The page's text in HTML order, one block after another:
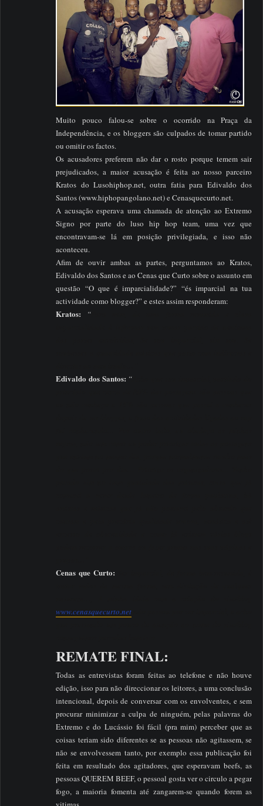
Muito pouco falou-se sobre o ocorrido na Praça da
Independência, e os bloggers são culpados de tomar partido
ou omitir os factos.
Os acusadores preferem não dar o rosto porque temem sair
prejudicados, a maior acusação é feita ao nosso parceiro
Kratos do Lusohiphop.net, outra fatia para Edivaldo dos
Santos (www.hiphopangolano.net) e Cenasquecurto.net.
A acusação esperava uma chamada de atenção ao Extremo
Signo por parte do luso hip hop team, uma vez que
encontravam-se lá em posição privilegiada, e isso não
aconteceu.
Afim de ouvir ambas as partes, perguntamos ao Kratos,
Edivaldo dos Santos e ao Cenas que Curto sobre o assunto em
questão “O que é imparcialidade?” “és imparcial na tua
actividade como blogger?” e estes assim responderam:
Kratos: “
Edivaldo dos Santos: “
Cenas que Curto:
www.cenasquecurto.net
REMATE FINAL:
Todas as entrevistas foram feitas ao telefone e não houve
edição, isso para não direccionar os leitores, a uma conclusão
intencional, depois de conversar com os envolventes, e sem
procurar minimizar a culpa de ninguém, pelas palavras do
Extremo e do Lucássio foi fácil (pra mim) perceber que as
coisas teriam sido diferentes se as pessoas não agitassem, se
não se envolvessem tanto, por exemplo essa publicação foi
feita em resultado dos agitadores, que esperavam beefs, as
pessoas QUEREM BEEF, o pessoal gosta ver o circulo a pegar
fogo, a maioria fomenta até zangarem-se quando forem as